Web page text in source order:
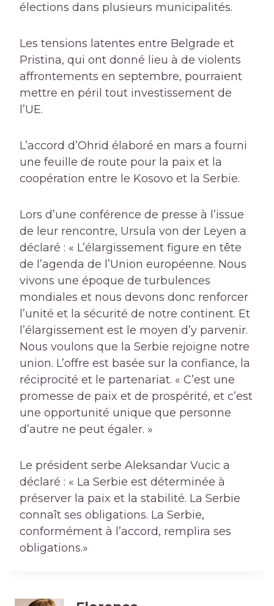
élections dans plusieurs municipalités.
Les tensions latentes entre Belgrade et
Pristina, qui ont donné lieu à de violents
affrontements en septembre, pourraient
mettre en péril tout investissement de
l’UE.
L’accord d’Ohrid élaboré en mars a fourni
une feuille de route pour la paix et la
coopération entre le Kosovo et la Serbie.
Lors d’une conférence de presse à l’issue
de leur rencontre, Ursula von der Leyen a
déclaré : « L’élargissement figure en tête
de l’agenda de l’Union européenne. Nous
vivons une époque de turbulences
mondiales et nous devons donc renforcer
l’unité et la sécurité de notre continent. Et
l’élargissement est le moyen d’y parvenir.
Nous voulons que la Serbie rejoigne notre
union. L’offre est basée sur la confiance, la
réciprocité et le partenariat. « C’est une
promesse de paix et de prospérité, et c’est
une opportunité unique que personne
d’autre ne peut égaler. »
Le président serbe Aleksandar Vucic a
déclaré : « La Serbie est déterminée à
préserver la paix et la stabilité. La Serbie
connaît ses obligations. La Serbie,
conformément à l’accord, remplira ses
obligations.»